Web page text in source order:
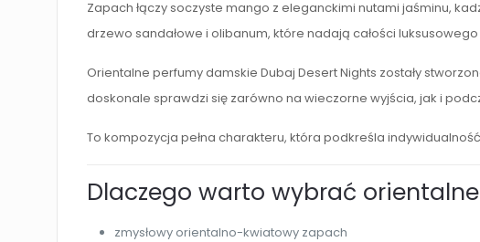
Zapach łączy soczyste mango z eleganckimi nutami jaśminu,
drzewo sandałowe i olibanum, które nadają całości
Orientalne perfumy damskie Dubaj Desert Nights zostały
doskonale sprawdzi się zarówno na wieczorne wyjścia, jak i
To kompozycja pełna charakteru, która podkreśla
Dlaczego warto wybrać
zmysłowy orientalno-kwiatowy zapach